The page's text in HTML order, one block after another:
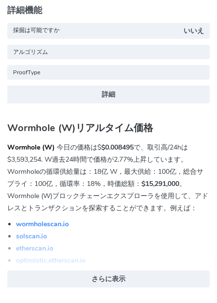
詳細機能
採掘は可能ですか いいえ
アルゴリズム
ProofType
詳細
Wormhole (W)リアルタイム価格
Wormhole (W) 今日の価格は$$0.008495で、取引高/24hは
$3,593,254. W過去24時間で価格が2.77%上昇しています。
Wormholeの循環供給量は：18亿 W，最大供給：100亿，総合サ
プライ：100亿，循環率：18%，時価総額： $15,291,000。
Wormhole (W)ブロックチェーンエクスプローラを使用して、アド
レスとトランザクションを探索することができます。例えば：
wormholescan.io
solscan.io
etherscan.io
optimistic.etherscan.io
さらに表示